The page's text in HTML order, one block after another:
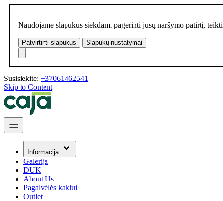
Naudojame slapukus siekdami pagerinti jūsų naršymo patirtį,
Patvirtinti slapukus Slapukų nustatymai
Susisiekite: +37061462541
Skip to Content
Informacija
Galerija
DUK
About Us
Pagalvėlės kaklui
Outlet